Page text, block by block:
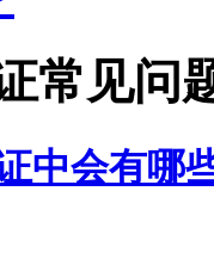
常见问
中会有哪